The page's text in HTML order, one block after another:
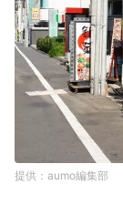
aumo編集部